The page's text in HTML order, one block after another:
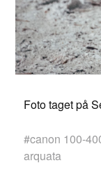
Foto taget på
#canon 100-
arquata